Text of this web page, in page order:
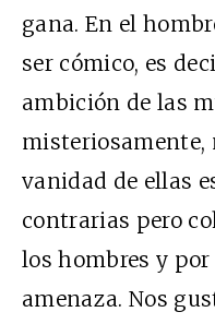
gana. En el
ser cómico, es
ambición de las
misteriosamente,
vanidad de ellas
contrarias pero
los hombres y
amenaza. Nos